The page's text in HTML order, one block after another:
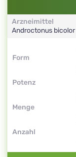
Arzneimittel
Androctonus bicolor
Form
Potenz
Menge
Anzahl